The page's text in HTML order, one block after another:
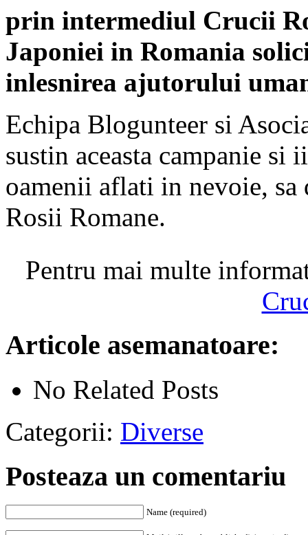
prin intermediul Crucii
Japoniei in Romania
inlesnirea ajutorului
Echipa Blogunteer si
sustin aceasta campanie
oamenii aflati in nevoie,
Rosii Romane.
Pentru mai multe
Articole asemanatoare:
No Related Posts
Categorii: Diverse
Posteaza un comentariu
Name (required)